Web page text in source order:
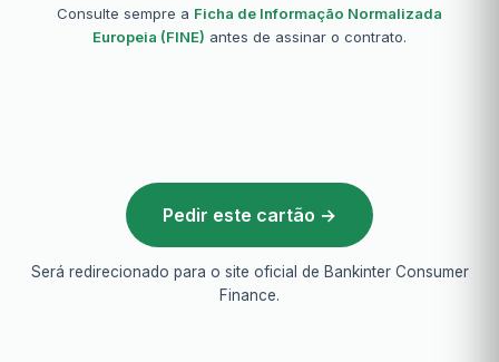
Consulte sempre a Ficha de Informação Normalizada
Europeia (FINE) antes de assinar o contrato.
Pedir este cartão →
Será redirecionado para o site oficial de Bankinter Consumer
Finance.